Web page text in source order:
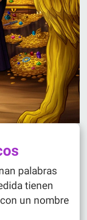
palabras
tienen
un nombre